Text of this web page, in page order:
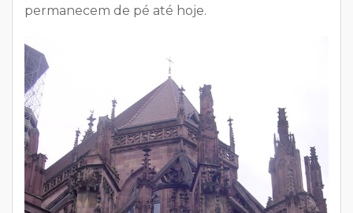
permanecem de pé até hoje.